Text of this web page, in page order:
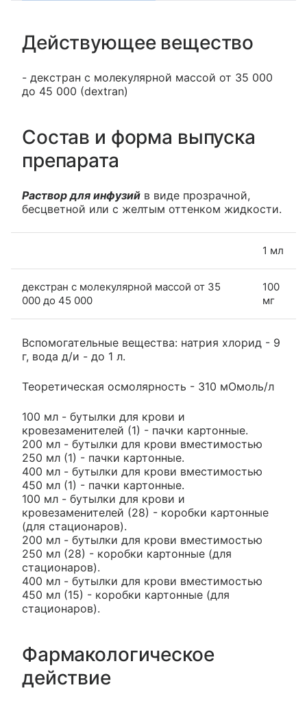
Действующее вещество
- декстран с молекулярной массой от 35 000
до 45 000 (dextran)
Состав и форма выпуска
препарата
Раствор для инфузий в виде прозрачной,
бесцветной или с желтым оттенком жидкости.
1 мл
декстран с молекулярной массой от 35
000 до 45 000
100
мг
Вспомогательные вещества: натрия хлорид - 9
г, вода д/и - до 1 л.
Теоретическая осмолярность - 310 мОмоль/л
100 мл - бутылки для крови и
кровезаменителей (1) - пачки картонные.
200 мл - бутылки для крови вместимостью
250 мл (1) - пачки картонные.
400 мл - бутылки для крови вместимостью
450 мл (1) - пачки картонные.
100 мл - бутылки для крови и
кровезаменителей (28) - коробки картонные
(для стационаров).
200 мл - бутылки для крови вместимостью
250 мл (28) - коробки картонные (для
стационаров).
400 мл - бутылки для крови вместимостью
450 мл (15) - коробки картонные (для
стационаров).
Фармакологическое
действие